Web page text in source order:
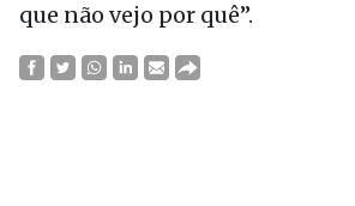
que não vejo por quê”.